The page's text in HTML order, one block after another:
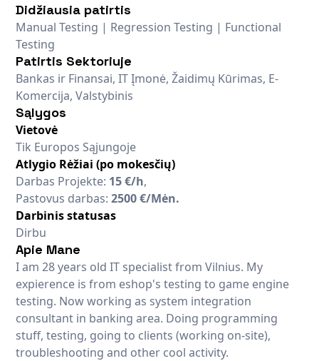
Didžiausia patirtis
Manual Testing | Regression Testing | Functional
Testing
Patirtis Sektoriuje
Bankas ir Finansai, IT Įmonė, Žaidimų Kūrimas, E-
Komercija, Valstybinis
Sąlygos
Vietovė
Tik Europos Sąjungoje
Atlygio Rėžiai (po mokesčių)
Darbas Projekte: 15 €/h,
Pastovus darbas:2500 €/Mėn.
Darbinis statusas
Dirbu
Apie Mane
I am 28 years old IT specialist from Vilnius. My
expierence is from eshop's testing to game engine
testing. Now working as system integration
consultant in banking area. Doing programming
stuff, testing, going to clients (working on-site),
troubleshooting and other cool activity.